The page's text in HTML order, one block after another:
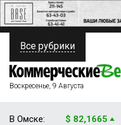
ПОЛИТИКА
ФИНАНСЫ
Все рубрики
Воскресенье, 9 Августа
В Омске: $ 82,1665